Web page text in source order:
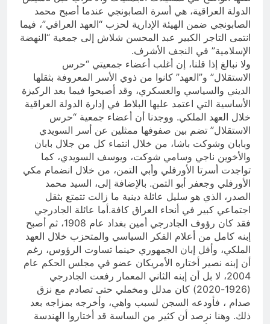
الدولة العراقية، هي أسرة الصابونجي عندما أصبح محمد
الصابونجي ضمن الهيئة الإدارية لحزب “العهد العراقي”، فيما
انتمى التاجر الكبير عبد المحسن شلاش إلى جمعية “النهضة
الإسلامية” في النجف الأشرف.
ولا نبالغ إذا قلنا، إن أغلب أعضاء جمعيتي “حرس
الاستقلال” و”العهد” كانوا من ذوي الأسر المعروفة بثقلها
الديني والسياسي والعسكري، وقد أصبحوا فيما بعد الركيزة
الأساسية التي اعتمد عليها البلاط في إدارة الدولة العراقية
خلال العهد الملكي. ووجدنا أن أعضاء جمعية “حرس
الاستقلال” تضم بين صفوفها ممثلين عن أسر السويدي
وبابان وشوكت باشا، من خلال انتماء كل من جلال بابان
والأخوين ناجي وسامي شوكت، ويوسف السويدي، كما
تواجدت أسرتا الأورفلي وأبي التمن، من خلال انضمام مكي
الأورفلي وجعفر أبو التمن. بالإضافة إلى، السيد محمد
الصدر، الذي هو سليل عائلة دينية ما زالت تتمتع بثقل
اجتماعي كبير في أنحاء العراق كافة.أما عائلة الجادرجي
فقد كان رؤوف الجادرجي أمين بغداد عام 1908، ثم أصبح
إبنه كامل من أعلام الفكر السياسي والمتحزب خلال العهد
الملكي، وأفل إبان الجمهوري حينما تساوت الرؤوس، رغم
أن إبنه نصير أختاره الأمريكان عضو في مجلس الحكم عام
2004، لا بل أن إبنه الثاني المعمار رفعت الجادرجي
(1926-2020) كان مدلل ومخملي حتى تصادم مع نزق
صدام ، فأودعه السجن لسبب واهي، وأخرجه بمزاجه بعد
ذلك. وهنا نرصد أن كثير من الساسة قد أختاروا الهندسة